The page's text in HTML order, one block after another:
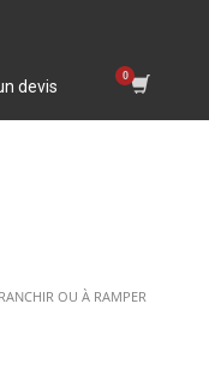
devis
OU À RAMPER